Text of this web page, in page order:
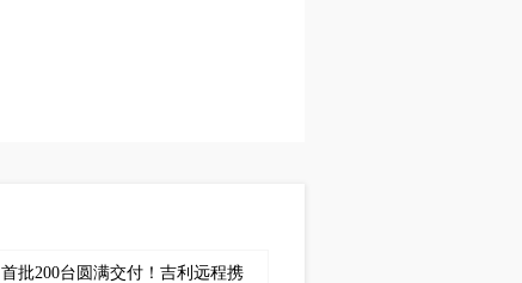
首批200台圆满交付！吉利远程携